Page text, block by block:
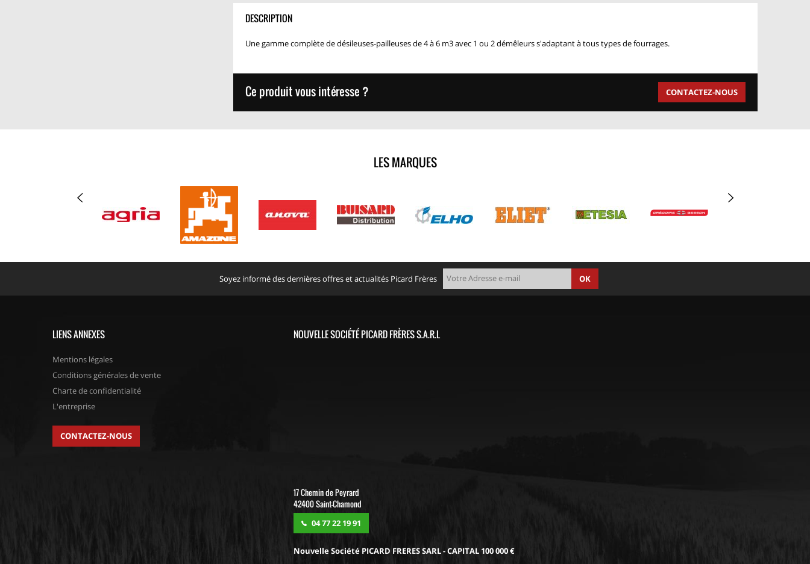
DESCRIPTION
Une gamme complète de désileuses-pailleuses de 4 à 6 m3 avec 1 ou 2 démêleurs s'adaptant à tous types de fourrages.
CONTACTEZ-NOUS
Ce produit vous intéresse ?
LES MARQUES
Soyez informé des dernières offres et actualités Picard Frères OK
LIENS ANNEXES
Mentions légales
Conditions générales de vente
Charte de confidentialité
L'entreprise
CONTACTEZ-NOUS
NOUVELLE SOCIÉTÉ PICARD FRÈRES S.A.R.L
17 Chemin de Peyrard
42400 Saint-Chamond
04 77 22 19 91
Nouvelle Société PICARD FRERES SARL - CAPITAL 100 000 €